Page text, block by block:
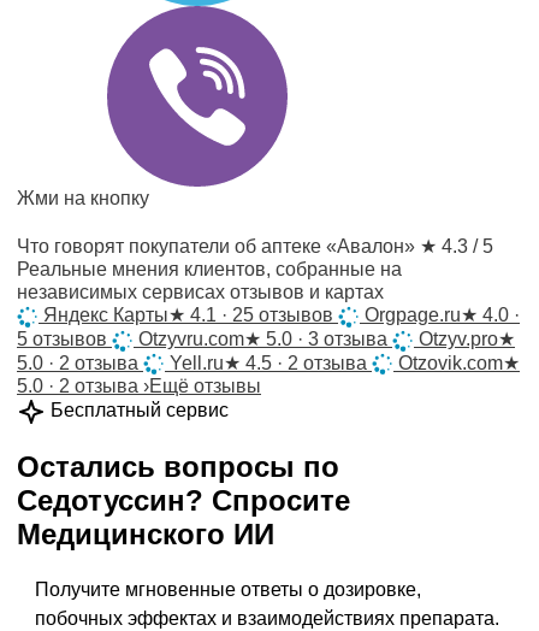
Жми на кнопку
Что говорят покупатели об аптеке «Авалон» ★ 4.3 / 5
Реальные мнения клиентов, собранные на
независимых сервисах отзывов и картах
Яндекс Карты★ 4.1 · 25 отзывов Orgpage.ru★ 4.0 ·
5 отзывов
Otzyvru.com★ 5.0 · 3 отзыва Otzyv.pro★
5.0 · 2 отзыва
Yell.ru★ 4.5 · 2 отзыва Otzovik.com★
5.0 · 2 отзыва ›Ещё отзывы
Бесплатный сервис
Остались вопросы по
Седотуссин? Спросите
Медицинского ИИ
Получите мгновенные ответы о дозировке,
побочных эффектах и взаимодействиях препарата.